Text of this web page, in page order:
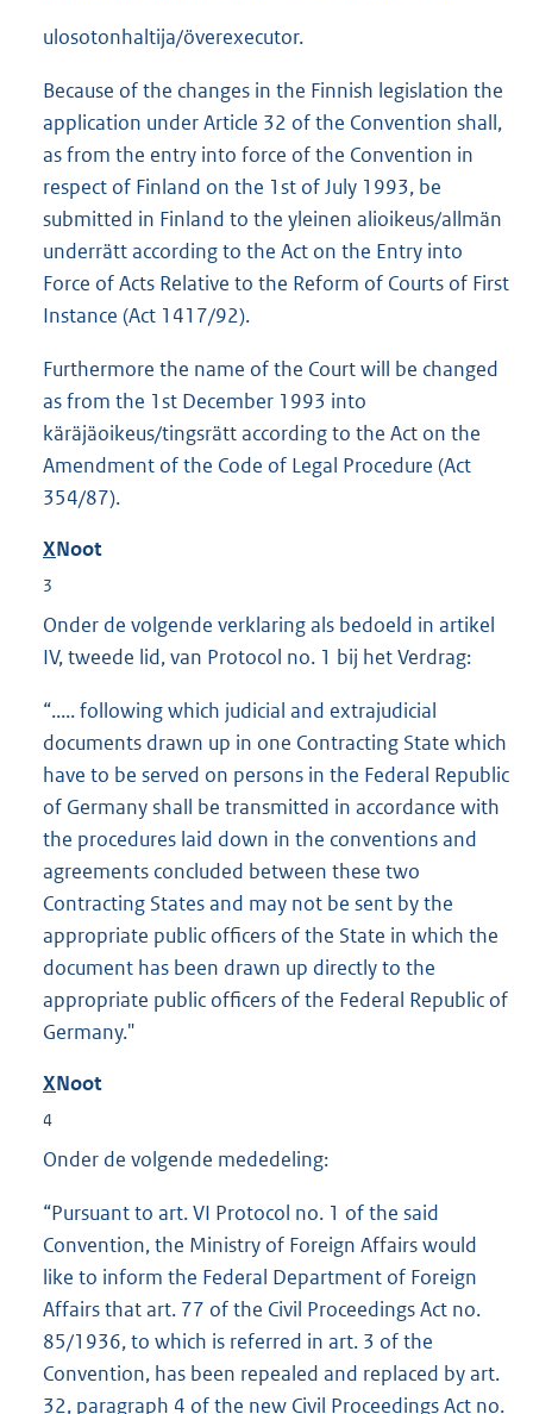
ulosotonhaltija/överexecutor.
Because of the changes in the Finnish legislation the
application under Article 32 of the Convention shall,
as from the entry into force of the Convention in
respect of Finland on the 1st of July 1993, be
submitted in Finland to the yleinen alioikeus/allmän
underrätt according to the Act on the Entry into
Force of Acts Relative to the Reform of Courts of First
Instance (Act 1417/92).
Furthermore the name of the Court will be changed
as from the 1st December 1993 into
käräjäoikeus/tingsrätt according to the Act on the
Amendment of the Code of Legal Procedure (Act
354/87).
XNoot
3
Onder de volgende verklaring als bedoeld in artikel
IV, tweede lid, van Protocol no. 1 bij het Verdrag:
“..... following which judicial and extrajudicial
documents drawn up in one Contracting State which
have to be served on persons in the Federal Republic
of Germany shall be transmitted in accordance with
the procedures laid down in the conventions and
agreements concluded between these two
Contracting States and may not be sent by the
appropriate public officers of the State in which the
document has been drawn up directly to the
appropriate public officers of the Federal Republic of
Germany."
XNoot
4
Onder de volgende mededeling:
“Pursuant to art. VI Protocol no. 1 of the said
Convention, the Ministry of Foreign Affairs would
like to inform the Federal Department of Foreign
Affairs that art. 77 of the Civil Proceedings Act no.
85/1936, to which is referred in art. 3 of the
Convention, has been repealed and replaced by art.
32, paragraph 4 of the new Civil Proceedings Act no.